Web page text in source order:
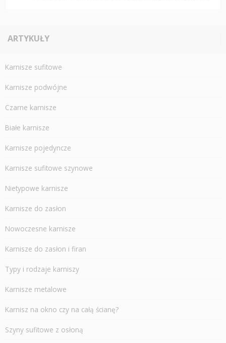
ARTYKUŁY
Karnisze sufitowe
Karnisze podwójne
Czarne karnisze
Białe karnisze
Karnisze pojedyncze
Karnisze sufitowe szynowe
Nietypowe karnisze
Karnisze do zasłon
Nowoczesne karnisze
Karnisze do zasłon i firan
Typy i rodzaje karniszy
Karnisze metalowe
Karnisz na okno czy na całą ścianę?
Szyny sufitowe z osłoną